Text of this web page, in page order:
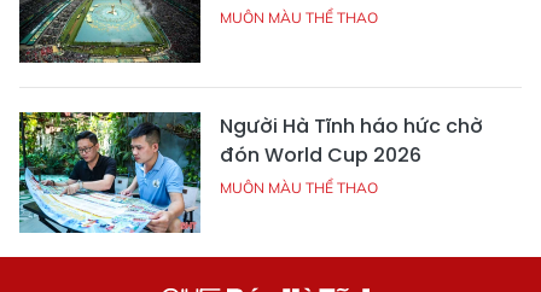
MUÔN MÀU THỂ THAO
Người Hà Tĩnh háo hức chờ
đón World Cup 2026
MUÔN MÀU THỂ THAO